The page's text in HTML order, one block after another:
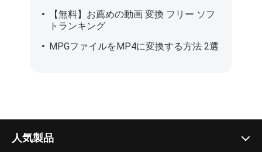
【無料】お薦めの動画 変換 フリー ソフ
トランキング
MPGファイルをMP4に変換する方法 2選
人気製品